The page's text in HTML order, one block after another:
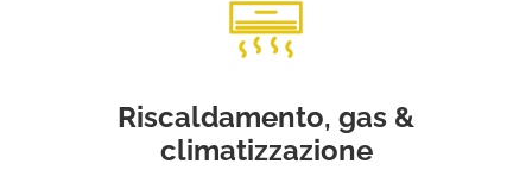
Riscaldamento, gas &
climatizzazione